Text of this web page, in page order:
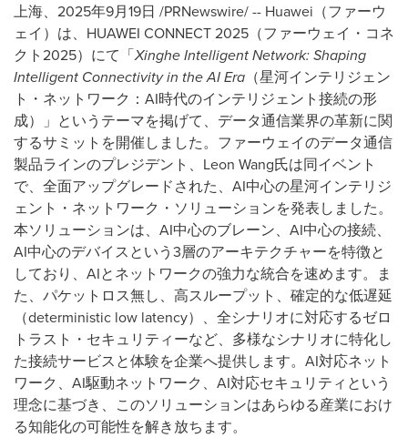
上海、2025年9月19日 /PRNewswire/ -- Huawei（ファーウ
ェイ）は、HUAWEI CONNECT 2025（ファーウェイ・コネ
クト2025）にて「Xinghe Intelligent Network: Shaping
Intelligent Connectivity in the AI Era （星河インテリジェン
ト・ネットワーク：AI時代のインテリジェント接続の形
成）」というテーマを掲げて、データ通信業界の革新に関
するサミットを開催しました。ファーウェイのデータ通信
製品ラインのプレジデント、Leon Wang氏は同イベント
で、全面アップグレードされた、AI中心の星河インテリジ
ェント・ネットワーク・ソリューションを発表しました。
本ソリューションは、AI中心のブレーン、AI中心の接続、
AI中心のデバイスという3層のアーキテクチャーを特徴と
しており、AIとネットワークの強力な統合を速めます。ま
た、パケットロス無し、高スループット、確定的な低遅延
（deterministic low latency）、全シナリオに対応するゼロ
トラスト・セキュリティーなど、多様なシナリオに特化し
た接続サービスと体験を企業へ提供します。AI対応ネット
ワーク、AI駆動ネットワーク、AI対応セキュリティという
理念に基づき、このソリューションはあらゆる産業におけ
る知能化の可能性を解き放ちます。